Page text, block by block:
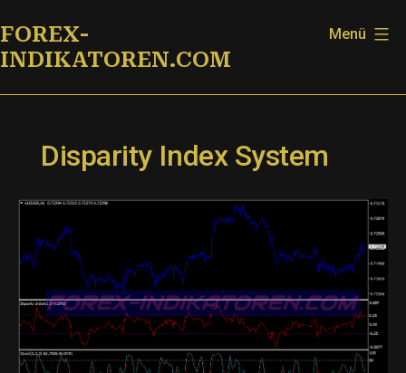
Inhalt
springen
FOREX-
INDIKATOREN.COM
Menü
Disparity Index System